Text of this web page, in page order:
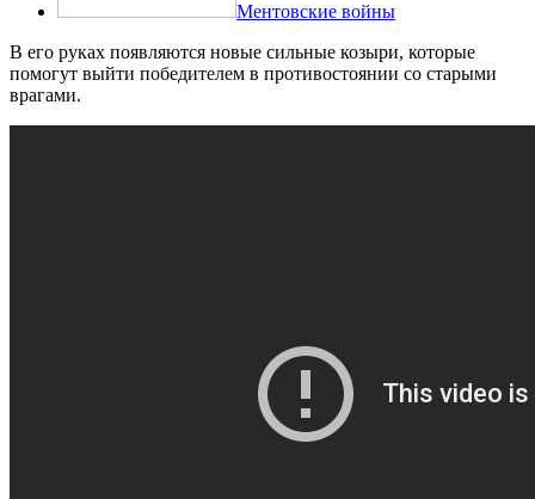
Ментовские войны
В его руках появляются новые сильные козыри, которые
помогут выйти победителем в противостоянии со старыми
врагами.